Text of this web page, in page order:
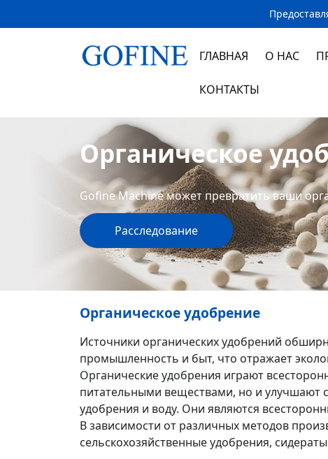
ГЛАВНАЯ О НАС
КОНТАКТЫ
Органическое
Gofine Machine может превратить ваши
Расследование
Органическое удобрение
Источники органических удобрений
промышленность и быт, что отражает
Органические удобрения играют
питательными веществами, но и улучшают
удобрения и воду. Они являются
В зависимости от различных методов
сельскохозяйственные удобрения,